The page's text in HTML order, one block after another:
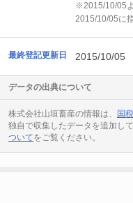
※2015/10/05
2015/10/05に
最終登記更新日 2015/10/05
データの出典について
株式会社山垣畜産の情報は、 国
独自で収集したデータを追加し
ついてをご覧ください。